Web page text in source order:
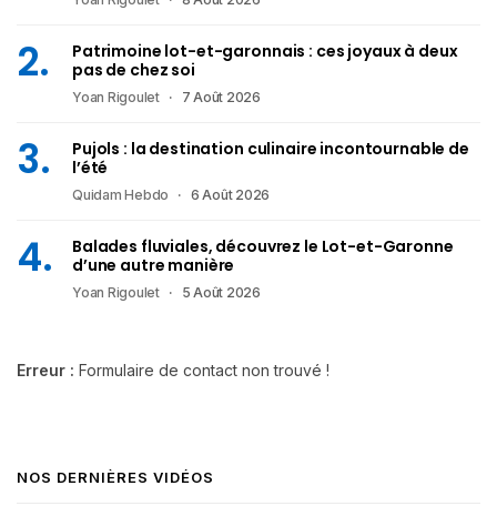
Patrimoine lot-et-garonnais : ces joyaux à deux
pas de chez soi
Yoan Rigoulet 7 Août 2026
Pujols : la destination culinaire incontournable de
l’été
Quidam Hebdo 6 Août 2026
Balades fluviales, découvrez le Lot-et-Garonne
d’une autre manière
Yoan Rigoulet 5 Août 2026
Erreur : Formulaire de contact non trouvé !
NOS DERNIÈRES VIDÉOS